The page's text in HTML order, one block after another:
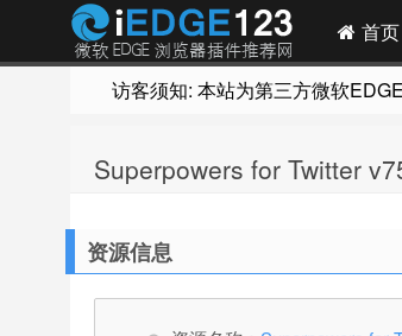
首页
访客须知: 本站为第三方微软
Superpowers for Twitter
资源信息